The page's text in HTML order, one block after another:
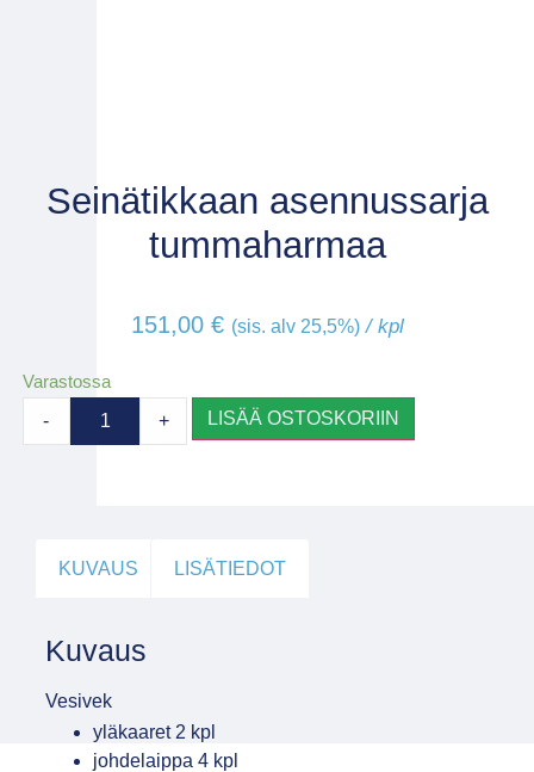
Seinätikkaan asennussarja
tummaharmaa
151,00 € (sis. alv 25,5%)/ kpl
Varastossa
- + LISÄÄ OSTOSKORIIN
KUVAUS LISÄTIEDOT
Kuvaus
Vesivek
yläkaaret 2 kpl
johdelaippa 4 kpl